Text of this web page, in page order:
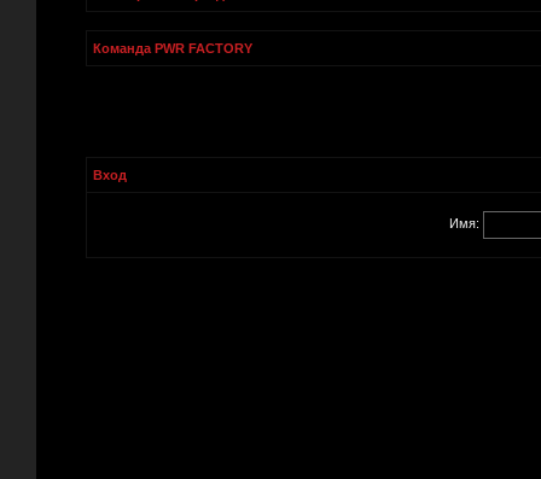
Команда PWR FACTORY
Вход
Имя: